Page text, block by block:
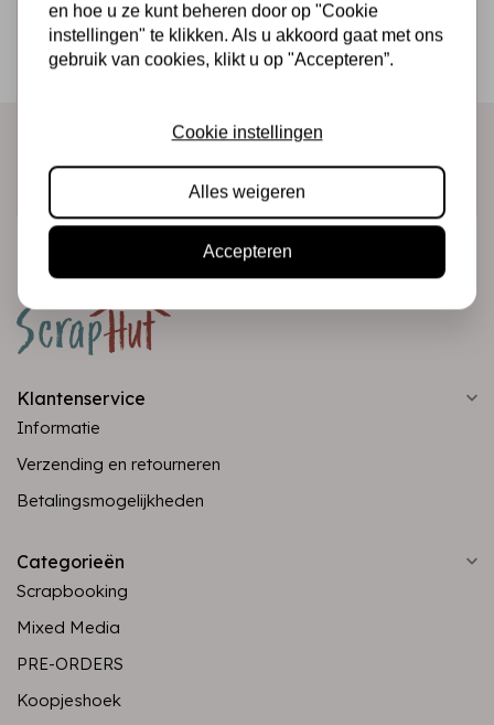
Schrijf je in voor de nieuwsbrief
Ontvang als eerste onze actie en nieuwe producten
Klantenservice
Informatie
Verzending en retourneren
Betalingsmogelijkheden
Categorieën
Scrapbooking
Mixed Media
PRE-ORDERS
Koopjeshoek
en hoe u ze kunt beheren door op "Cookie
instellingen" te klikken. Als u akkoord gaat met ons
gebruik van cookies, klikt u op "Accepteren”.
Cookie instellingen
Alles weigeren
Accepteren